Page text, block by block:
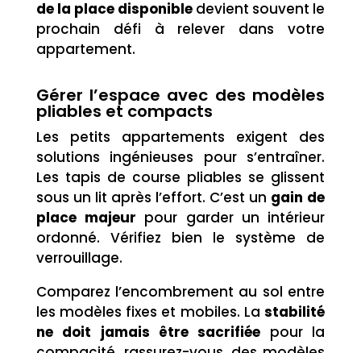
de la place disponible devient souvent le
prochain défi à relever dans votre
appartement.
Gérer l’espace avec des modèles
pliables et compacts
Les petits appartements exigent des
solutions ingénieuses pour s’entraîner.
Les tapis de course pliables se glissent
sous un lit après l’effort. C’est un gain de
place majeur pour garder un intérieur
ordonné. Vérifiez bien le système de
verrouillage.
Comparez l’encombrement au sol entre
les modèles fixes et mobiles. Lastabilité
ne doit jamais être sacrifiée pour la